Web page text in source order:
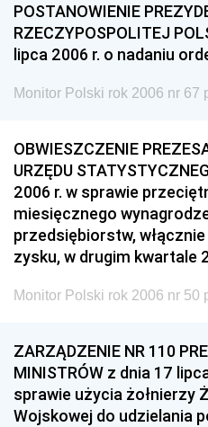
POSTANOWIENIE
RZECZYPOSPOLITEJ
lipca 2006 r. o nadaniu
Monitor Polski rok 2006 nr 67
OBWIESZCZENIE
URZĘDU
2006 r. w sprawie
miesięcznego
przedsiębiorstw,
zysku, w drugim kwartale
Monitor Polski rok 2006 nr 50
ZARZĄDZENIE NR 110
MINISTRÓW z dnia 17
sprawie użycia żołnierzy
Wojskowej do udzielania